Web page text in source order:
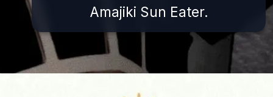
Amajiki Sun Eater.